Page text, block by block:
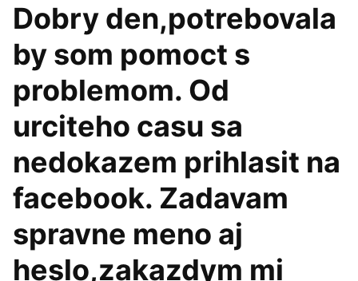
Dobry den,potrebovala
by som pomoct s
problemom. Od
urciteho casu sa
nedokazem prihlasit na
facebook. Zadavam
spravne meno aj
heslo,zakazdym mi